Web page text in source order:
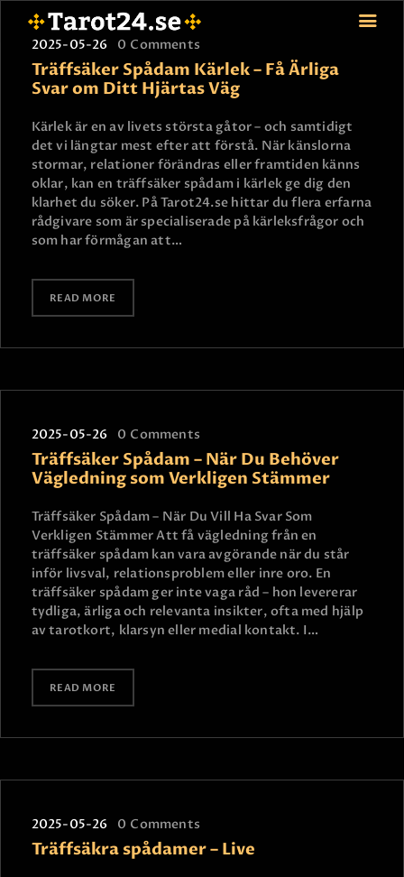
HEM
ASTROLOGI
STJÄRNTECKEN
TAROT
SPÅDAM-SIERSKA
BLOGG
JOBBA SOM SPÅDAM
BETALNING
2025-05-26 0 Comments
Träffsäker Spådam Kärlek – Få Ärliga
Svar om Ditt Hjärtas Väg
Kärlek är en av livets största gåtor – och samtidigt
det vi längtar mest efter att förstå. När känslorna
stormar, relationer förändras eller framtiden känns
oklar, kan en träffsäker spådam i kärlek ge dig den
klarhet du söker. På Tarot24.se hittar du flera erfarna
rådgivare som är specialiserade på kärleksfrågor och
som har förmågan att…
READ MORE
2025-05-26 0 Comments
Träffsäker Spådam – När Du Behöver
Vägledning som Verkligen Stämmer
Träffsäker Spådam – När Du Vill Ha Svar Som
Verkligen Stämmer Att få vägledning från en
träffsäker spådam kan vara avgörande när du står
inför livsval, relationsproblem eller inre oro. En
träffsäker spådam ger inte vaga råd – hon levererar
tydliga, ärliga och relevanta insikter, ofta med hjälp
av tarotkort, klarsyn eller medial kontakt. I…
READ MORE
2025-05-26 0 Comments
Träffsäkra spådamer – Live